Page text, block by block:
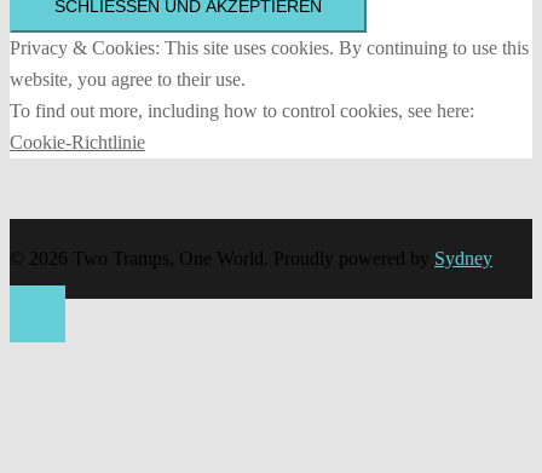
Privacy & Cookies: This site uses cookies. By continuing to use this
website, you agree to their use.
To find out more, including how to control cookies, see here:
Cookie-Richtlinie
© 2026 Two Tramps, One World. Proudly powered by Sydney